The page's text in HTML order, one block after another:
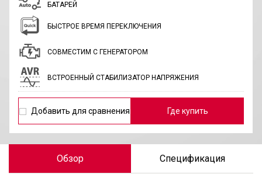
БАТАРЕЙ
БЫСТРОЕ ВРЕМЯ ПЕРЕКЛЮЧЕНИЯ
СОВМЕСТИМ С ГЕНЕРАТОРОМ
ВСТРОЕННЫЙ СТАБИЛИЗАТОР НАПРЯЖЕНИЯ
Добавить для сравнения Где купить
Обзор Спецификация